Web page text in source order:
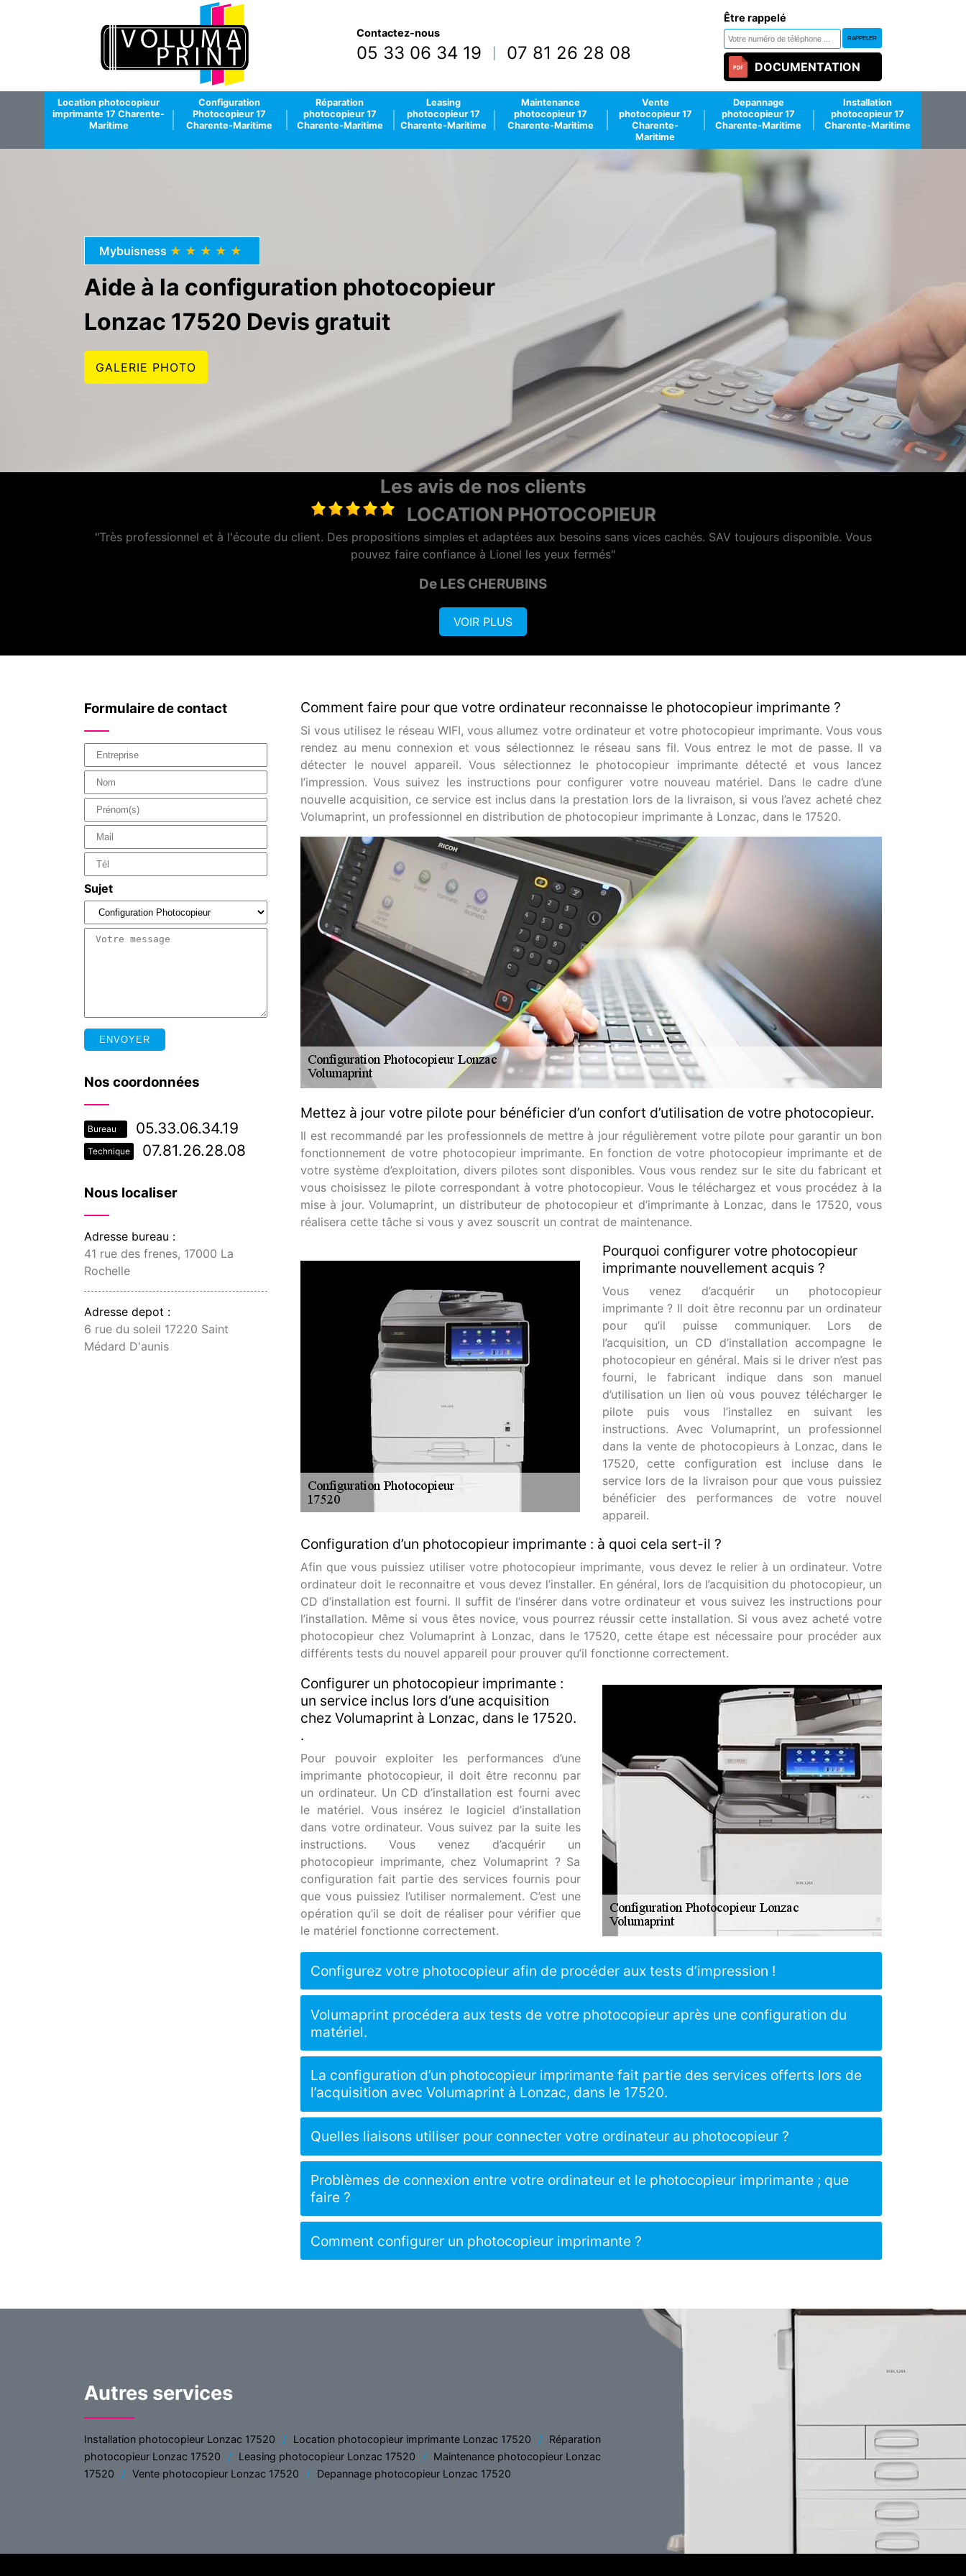
Contactez-nous
05 33 06 34 19 07 81 26 28 08
Être rappelé
DOCUMENTATION
Location photocopieur
imprimante 17 Charente-
Maritime
Configuration
Photocopieur 17
Charente-Maritime
Réparation
photocopieur 17
Charente-Maritime
Leasing
photocopieur 17
Charente-Maritime
Maintenance
photocopieur 17
Charente-Maritime
Vente
photocopieur 17
Charente-
Maritime
Depannage
photocopieur 17
Charente-Maritime
Installation
photocopieur 17
Charente-Maritime
Mybuisness ★★★★★
Aide à la configuration photocopieur
Lonzac 17520 Devis gratuit
GALERIE PHOTO
Les avis de nos clients
disponible. Vous
LOCATION PHOTOCOPIEUR LA ROCHELLE
"Entreprise très sérieuse et surtout rapide et efficace"
De VISIO CONTROL OUEST
VOIR PLUS
Formulaire de contact
Sujet
Nos coordonnées
Bureau 05.33.06.34.19
Technique 07.81.26.28.08
Nous localiser
Adresse bureau :
41 rue des frenes, 17000 La
Rochelle
Adresse depot :
6 rue du soleil 17220 Saint
Médard D'aunis
Comment faire pour que votre ordinateur reconnaisse le photocopieur imprimante ?
Si vous utilisez le réseau WIFI, vous allumez votre ordinateur et votre photocopieur imprimante. Vous vous
rendez au menu connexion et vous sélectionnez le réseau sans fil. Vous entrez le mot de passe. Il va
détecter le nouvel appareil. Vous sélectionnez le photocopieur imprimante détecté et vous lancez
l’impression. Vous suivez les instructions pour configurer votre nouveau matériel. Dans le cadre d’une
nouvelle acquisition, ce service est inclus dans la prestation lors de la livraison, si vous l’avez acheté chez
Volumaprint, un professionnel en distribution de photocopieur imprimante à Lonzac, dans le 17520.
Mettez à jour votre pilote pour bénéficier d’un confort d’utilisation de votre photocopieur.
Il est recommandé par les professionnels de mettre à jour régulièrement votre pilote pour garantir un bon
fonctionnement de votre photocopieur imprimante. En fonction de votre photocopieur imprimante et de
votre système d’exploitation, divers pilotes sont disponibles. Vous vous rendez sur le site du fabricant et
vous choisissez le pilote correspondant à votre photocopieur. Vous le téléchargez et vous procédez à la
mise à jour. Volumaprint, un distributeur de photocopieur et d’imprimante à Lonzac, dans le 17520, vous
réalisera cette tâche si vous y avez souscrit un contrat de maintenance.
Pourquoi configurer votre photocopieur
imprimante nouvellement acquis ?
Vous venez d’acquérir un photocopieur
imprimante ? Il doit être reconnu par un ordinateur
pour qu’il puisse communiquer. Lors de
l’acquisition, un CD d’installation accompagne le
photocopieur en général. Mais si le driver n’est pas
fourni, le fabricant indique dans son manuel
d’utilisation un lien où vous pouvez télécharger le
pilote puis vous l’installez en suivant les
instructions. Avec Volumaprint, un professionnel
dans la vente de photocopieurs à Lonzac, dans le
17520, cette configuration est incluse dans le
service lors de la livraison pour que vous puissiez
bénéficier des performances de votre nouvel
appareil.
Configuration d’un photocopieur imprimante : à quoi cela sert-il ?
Afin que vous puissiez utiliser votre photocopieur imprimante, vous devez le relier à un ordinateur. Votre
ordinateur doit le reconnaitre et vous devez l’installer. En général, lors de l’acquisition du photocopieur, un
CD d’installation est fourni. Il suffit de l’insérer dans votre ordinateur et vous suivez les instructions pour
l’installation. Même si vous êtes novice, vous pourrez réussir cette installation. Si vous avez acheté votre
photocopieur chez Volumaprint à Lonzac, dans le 17520, cette étape est nécessaire pour procéder aux
différents tests du nouvel appareil pour prouver qu’il fonctionne correctement.
Configurer un photocopieur imprimante :
un service inclus lors d’une acquisition
chez Volumaprint à Lonzac, dans le 17520.
.
Pour pouvoir exploiter les performances d’une
imprimante photocopieur, il doit être reconnu par
un ordinateur. Un CD d’installation est fourni avec
le matériel. Vous insérez le logiciel d’installation
dans votre ordinateur. Vous suivez par la suite les
instructions. Vous venez d’acquérir un
photocopieur imprimante, chez Volumaprint ? Sa
configuration fait partie des services fournis pour
que vous puissiez l’utiliser normalement. C’est une
opération qu’il se doit de réaliser pour vérifier que
le matériel fonctionne correctement.
Configurez votre photocopieur afin de procéder aux tests d’impression !
Volumaprint procédera aux tests de votre photocopieur après une configuration du
matériel.
La configuration d’un photocopieur imprimante fait partie des services offerts lors de
l’acquisition avec Volumaprint à Lonzac, dans le 17520.
Quelles liaisons utiliser pour connecter votre ordinateur au photocopieur ?
Problèmes de connexion entre votre ordinateur et le photocopieur imprimante ; que
faire ?
Comment configurer un photocopieur imprimante ?
Autres services
Installation photocopieur Lonzac 17520 Location photocopieur imprimante Lonzac 17520
Réparation
photocopieur Lonzac 17520
Leasing photocopieur Lonzac 17520
Maintenance photocopieur Lonzac
17520
Vente photocopieur Lonzac 17520 Depannage photocopieur Lonzac 17520